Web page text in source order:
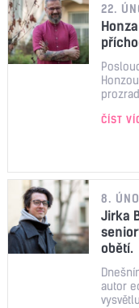
22.
ČÍST
8.
Jirka
obětí.
autor